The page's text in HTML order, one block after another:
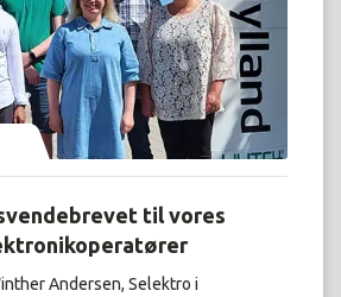
til vores
Andersen, Selektro i